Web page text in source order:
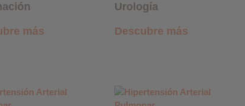
más
Urología
Descubre más